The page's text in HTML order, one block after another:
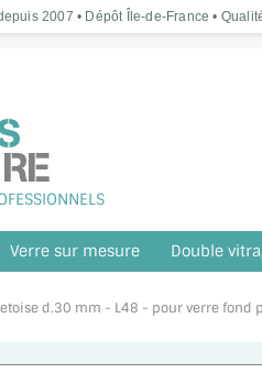
2007 • Dépôt Île-de-France •
Verre sur mesure Double
d.30 mm - L48 - pour verre fond